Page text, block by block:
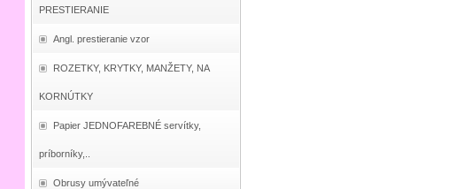
PRESTIERANIE
Angl. prestieranie vzor
ROZETKY, KRYTKY, MANŽETY, NA
KORNÚTKY
Papier JEDNOFAREBNÉ servítky,
príborníky,..
Obrusy umývateľné